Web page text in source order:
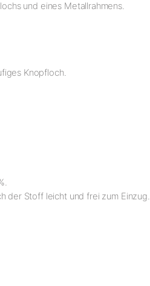
und eines Metallrahmens.
Knopfloch.
der Stoff leicht und frei zum Einzug.